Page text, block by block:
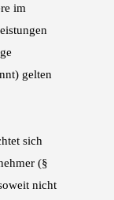
im
gelten
sich
(§
nicht